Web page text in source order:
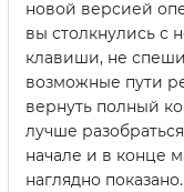
новой версией
вы столкнулись с
клавиши, не
возможные пути
вернуть полный
лучше
начале и в конце
наглядно показано.